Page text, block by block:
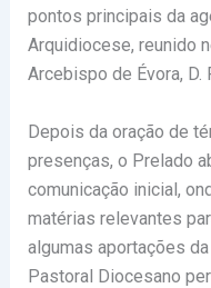
pontos principais da
Arquidiocese, reunido
Arcebispo de Évora, D.
Depois da oração de
presenças, o Prelado
comunicação inicial,
matérias relevantes
algumas aportações
Pastoral Diocesano